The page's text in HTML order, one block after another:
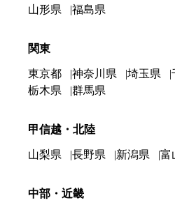
山形県
福島県
関東
東京都 神奈川県 埼玉県
栃木県
群馬県
甲信越・北陸
山梨県 長野県 新潟県 富
中部・近畿